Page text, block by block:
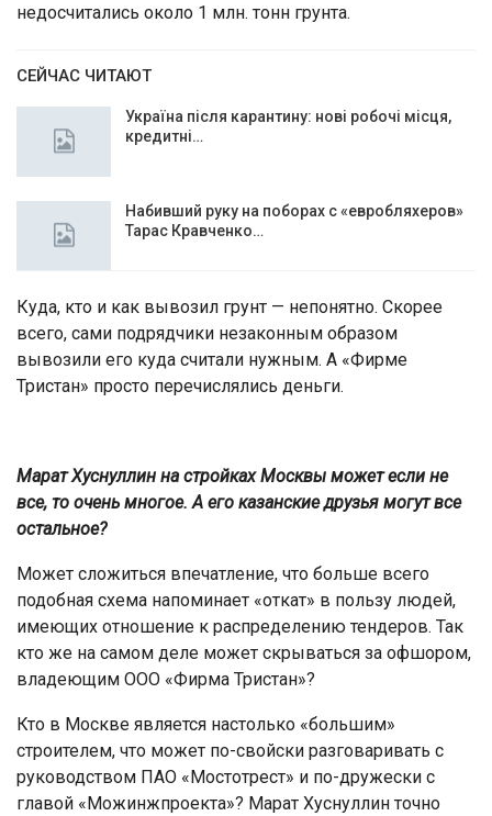
недосчитались около 1 млн. тонн грунта.
СЕЙЧАС ЧИТАЮТ
Україна після карантину: нові робочі місця,
кредитні…
Набивший руку на поборах с «евробляхеров»
Тарас Кравченко…
Куда, кто и как вывозил грунт — непонятно. Скорее
всего, сами подрядчики незаконным образом
вывозили его куда считали нужным. А «Фирме
Тристан» просто перечислялись деньги.
Марат Хуснуллин на стройках Москвы может если не
все, то очень многое. А его казанские друзья могут все
остальное?
Может сложиться впечатление, что больше всего
подобная схема напоминает «откат» в пользу людей,
имеющих отношение к распределению тендеров. Так
кто же на самом деле может скрываться за офшором,
владеющим ООО «Фирма Тристан»?
Кто в Москве является настолько «большим»
строителем, что может по-свойски разговаривать с
руководством ПАО «Мостотрест» и по-дружески с
главой «Можинжпроекта»? Марат Хуснуллин точно